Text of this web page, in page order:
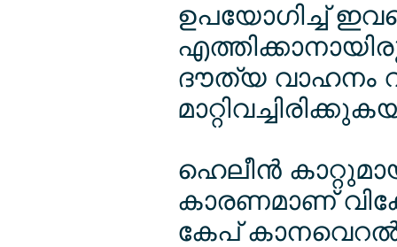
ഉപയോഗിച്ച്
ദൗത്യ വാഹനം
ഹെലീന്‍
കാരണമാണ്
കേപ്